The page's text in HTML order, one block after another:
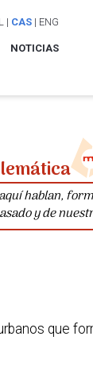
| CAS| ENG
NOTICIAS
hablan,
y de
que